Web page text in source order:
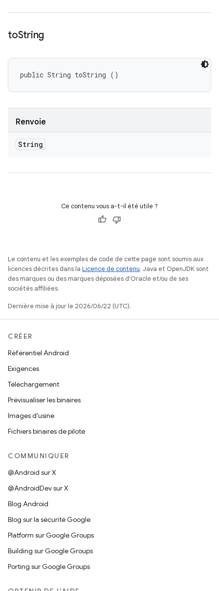
toString
public String toString ()
Renvoie
String
Ce contenu vous a-t-il été utile ?
Le contenu et les exemples de code de cette page sont soumis aux
licences décrites dans la Licence de contenu. Java et OpenJDK sont
des marques ou des marques déposées d'Oracle et/ou de ses
sociétés affiliées.
Dernière mise à jour le 2026/06/22 (UTC).
CRÉER
Référentiel Android
Exigences
Téléchargement
Prévisualiser les binaires
Images d'usine
Fichiers binaires de pilote
COMMUNIQUER
@Android sur X
@AndroidDev sur X
Blog Android
Blog sur la sécurité Google
Platform sur Google Groups
Building sur Google Groups
Porting sur Google Groups